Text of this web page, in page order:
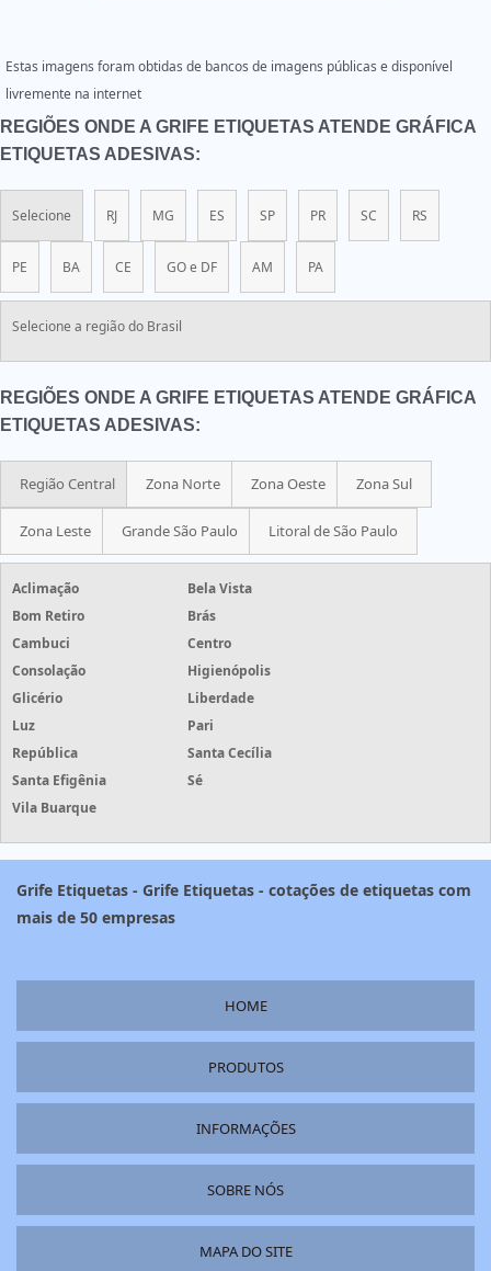
Estas imagens foram obtidas de bancos de imagens públicas e disponível
livremente na internet
REGIÕES ONDE A GRIFE ETIQUETAS ATENDE GRÁFICA
ETIQUETAS ADESIVAS:
Selecione RJ MG ES SP PR SC RS
PE BA CE GO e DF AM PA
Selecione a região do Brasil
REGIÕES ONDE A GRIFE ETIQUETAS ATENDE GRÁFICA
ETIQUETAS ADESIVAS:
Região Central Zona Norte Zona Oeste Zona Sul
Zona Leste Grande São Paulo Litoral de São Paulo
Aclimação
Bela Vista
Bom Retiro
Brás
Cambuci
Centro
Consolação
Higienópolis
Glicério
Liberdade
Luz
Pari
República
Santa Cecília
Santa Efigênia
Sé
Vila Buarque
Grife Etiquetas - Grife Etiquetas - cotações de etiquetas com
mais de 50 empresas
HOME
PRODUTOS
INFORMAÇÕES
SOBRE NÓS
MAPA DO SITE